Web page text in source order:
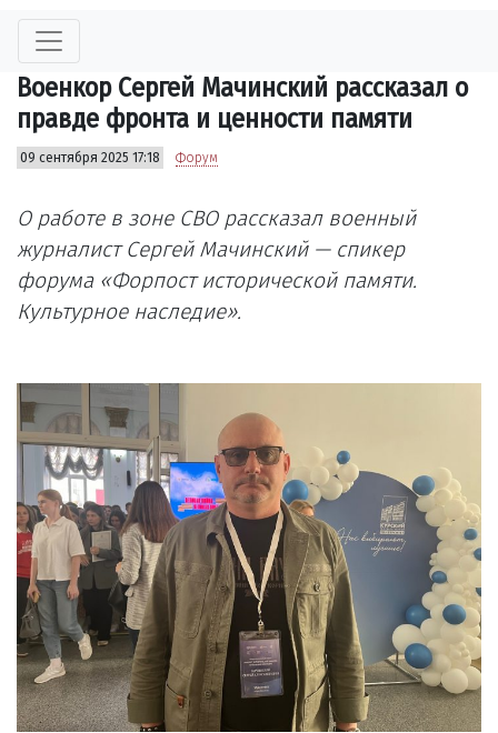
Военкор Сергей Мачинский рассказал о
правде фронта и ценности памяти
09 сентября 2025 17:18 Форум
О работе в зоне СВО рассказал военный
журналист Сергей Мачинский — спикер
форума «Форпост исторической памяти.
Культурное наследие».